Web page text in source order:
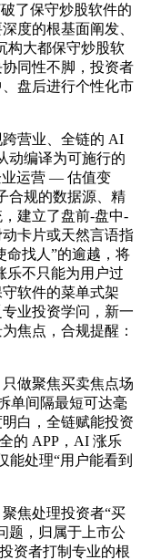
了保守炒股软件的
度的根基面阐发、
构大都保守炒股软
同性不脚，投资者
盘后进行个性化市
营业、全链的 AI
动编译为可施行的
运营 — 估值变
合规的数据源、精
建立了盘前-盘中-
卡片或天然言语指
命找人”的逾越，将
乐不只能为用户过
软件的菜单式架
业投资学问，新一
焦点，合规提醒：
做聚焦买卖焦点场
单间隔最短可达毫
白，全链赋能投资
的 APP，AI 涨乐
能处理“用户能看到
焦处理投资者“买
题，归属于上市公
资者打制专业的根